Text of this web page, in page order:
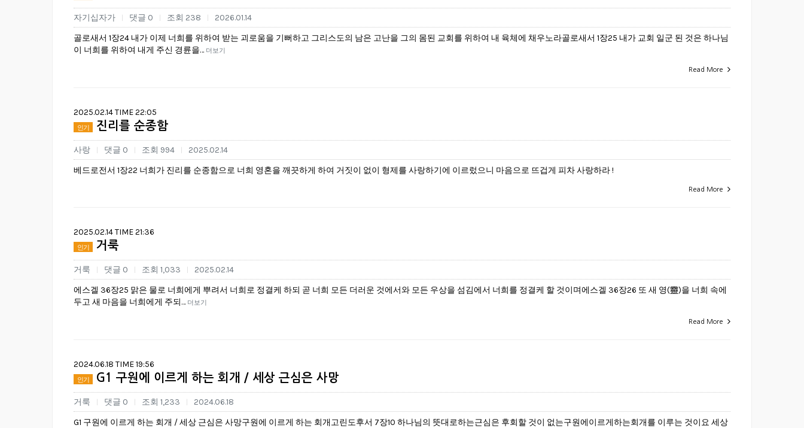
자기십자가 댓글 0 조회 238
2026.01.14
골로새서 1장24 내가 이제 너희를 위하여 받는 괴로움을 기뻐하고 그리스도의 남은 고난을 그의 몸된 교회를 위하여 내 육체에 채우노라골로새서 1장25 내가 교회 일군 된 것은 하나님
이 너희를 위하여 내게 주신 경륜을… 더보기
Read More
2025.02.14 TIME 22:05
인기 진리를 순종함
사랑 댓글 0 조회 994
2025.02.14
베드로전서 1장22 너희가 진리를 순종함으로 너희 영혼을 깨끗하게 하여 거짓이 없이 형제를 사랑하기에 이르렀으니 마음으로 뜨겁게 피차 사랑하라 !
Read More
2025.02.14 TIME 21:36
인기 거룩
거룩 댓글 0 조회 1,033
2025.02.14
에스겔 36장25 맑은 물로 너희에게 뿌려서 너희로 정결케 하되 곧 너희 모든 더러운 것에서와 모든 우상을 섬김에서 너희를 정결케 할 것이며에스겔 36장26 또 새 영(靈)을 너희 속에
두고 새 마음을 너희에게 주되… 더보기
Read More
2024.06.18 TIME 19:56
인기 G1 구원에 이르게 하는 회개 / 세상 근심은 사망
거룩 댓글 0 조회 1,233
2024.06.18
G1 구원에 이르게 하는 회개 / 세상 근심은 사망구원에 이르게 하는 회개고린도후서 7장10 하나님의 뜻대로하는근심은 후회할 것이 없는구원에이르게하는회개를 이루는 것이요 세상